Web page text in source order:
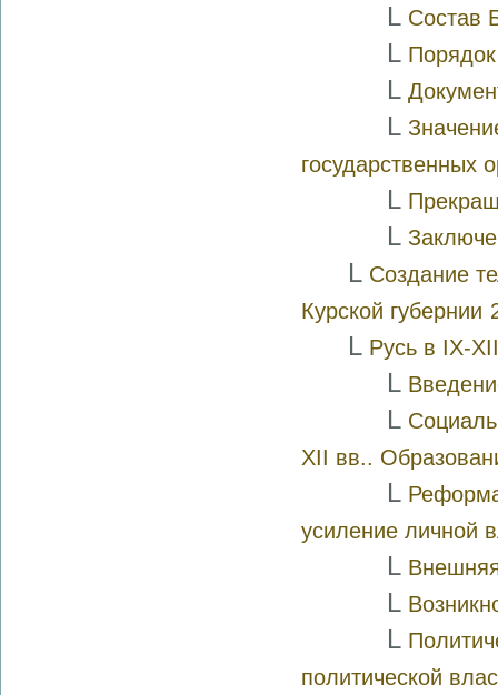
L Состав
L
L
L
государственных
L
L
L Создание
Курской губернии
L Русь в IX-
L
L
XII вв..
L
усиление личной
L
L
L
политической